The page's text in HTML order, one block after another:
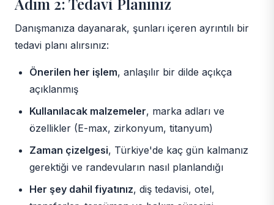
Danışmanıza dayanarak, şunları içeren ayrıntılı bir
tedavi planı alırsınız:
Önerilen her işlem, anlaşılır bir dilde açıkça
açıklanmış
Kullanılacak malzemeler, marka adları ve
özellikler (E-max, zirkonyum, titanyum)
Zaman çizelgesi, Türkiye'de kaç gün kalmanız
gerektiği ve randevuların nasıl planlandığı
Her şey dahil fiyatınız, diş tedavisi, otel,